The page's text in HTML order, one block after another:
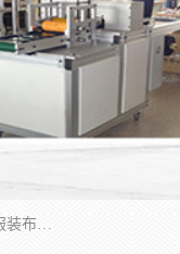
常州联宇机电自动化科技有限公司主营产品：pvc塑料焊机、高频热合机、软膜天花压边机、服装布料凹凸压花机、布料3d压印设备、服装植胶设备、超声波布料花边机、无纺布热合机、全自动压花机。